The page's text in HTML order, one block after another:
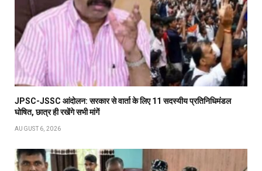
JPSC-JSSC आंदोलन: सरकार से वार्ता के लिए 11 सदस्यीय प्रतिनिधिमंडल
घोषित, छात्र ही रखेंगे सभी मांगें
AUGUST 6, 2026